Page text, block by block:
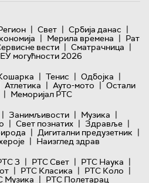
| Свет | Србија данас |
| Мерила времена | Рат
вести | Сматрачница |
ЕУ могућности 2026
| Тенис | Одбојка |
Атлетика | Ауто-мото | Остали
| Меморијал РТС
| Занимљивости | Музика |
| Свет познатих | Здравље |
| Дигитални предузетник |
| Наизглед здрав
3 | РТС Свет | РТС Наука |
| РТС Класика | РТС Коло |
Музика | РТС Полетарац